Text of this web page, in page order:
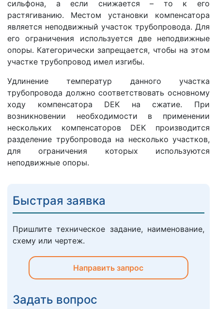
сильфона, а если снижается – то к его
растягиванию. Местом установки компенсатора
является неподвижный участок трубопровода. Для
его ограничения используется две неподвижные
опоры. Категорически запрещается, чтобы на этом
участке трубопровод имел изгибы.
Удлинение температур данного участка
трубопровода должно соответствовать основному
ходу компенсатора DEK на сжатие. При
возникновении необходимости в применении
нескольких компенсаторов DEK производится
разделение трубопровода на несколько участков,
для ограничения которых используются
неподвижные опоры.
Быстрая заявка
Пришлите техническое задание, наименование,
схему или чертеж.
Направить запрос
Задать вопрос